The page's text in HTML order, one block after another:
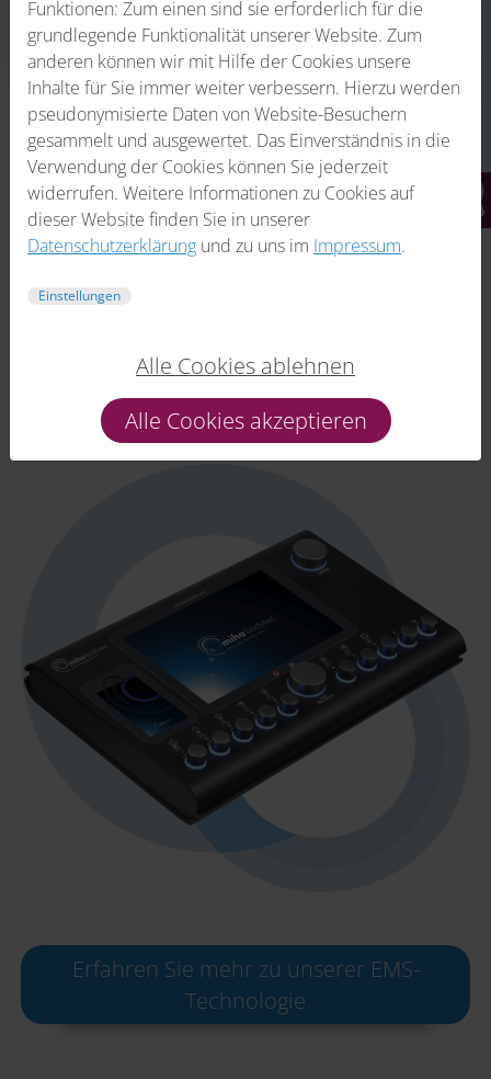
Mehr erfahren
Medizinische Qualität
für professionelles
Ganzkörper-EMS-
Training
Erfahren Sie mehr zu unserer EMS-
Technologie
Funktionen: Zum einen sind sie erforderlich für die
grundlegende Funktionalität unserer Website. Zum
anderen können wir mit Hilfe der Cookies unsere
Inhalte für Sie immer weiter verbessern. Hierzu werden
pseudonymisierte Daten von Website-Besuchern
gesammelt und ausgewertet. Das Einverständnis in die
Verwendung der Cookies können Sie jederzeit
widerrufen. Weitere Informationen zu Cookies auf
dieser Website finden Sie in unserer
Datenschutzerklärung und zu uns im Impressum.
Einstellungen
Alle Cookies ablehnen
Alle Cookies akzeptieren